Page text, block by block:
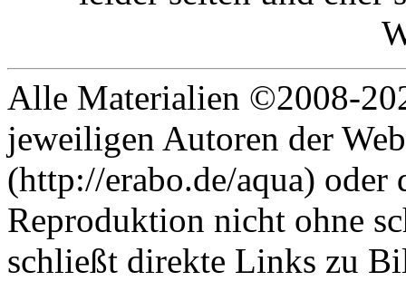
Alle Materialien ©2008-
jeweiligen Autoren der
(http://erabo.de/aqua) oder
Reproduktion nicht ohne
schließt direkte Links zu